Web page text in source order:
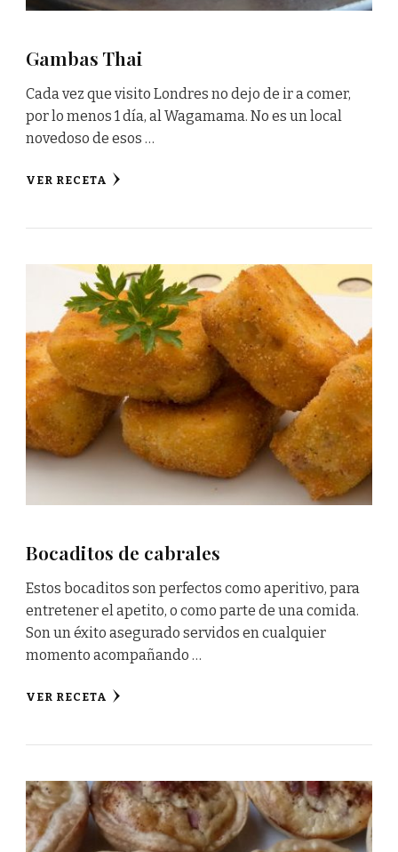
Gambas Thai
Cada vez que visito Londres no dejo de ir a comer,
por lo menos 1 día, al Wagamama. No es un local
novedoso de esos …
VER RECETA
Bocaditos de cabrales
Estos bocaditos son perfectos como aperitivo, para
entretener el apetito, o como parte de una comida.
Son un éxito asegurado servidos en cualquier
momento acompañando …
VER RECETA